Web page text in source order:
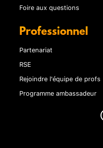
Foire aux questions
Professionnel
Partenariat
RSE
Rejoindre l'équipe de profs
Programme ambassadeur